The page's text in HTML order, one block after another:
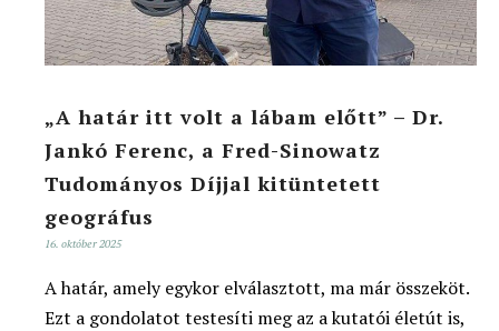
„A határ itt volt a lábam előtt” – Dr.
Jankó Ferenc, a Fred-Sinowatz
Tudományos Díjjal kitüntetett
geográfus
16. október 2025
A határ, amely egykor elválasztott, ma már összeköt.
Ezt a gondolatot testesíti meg az a kutatói életút is,